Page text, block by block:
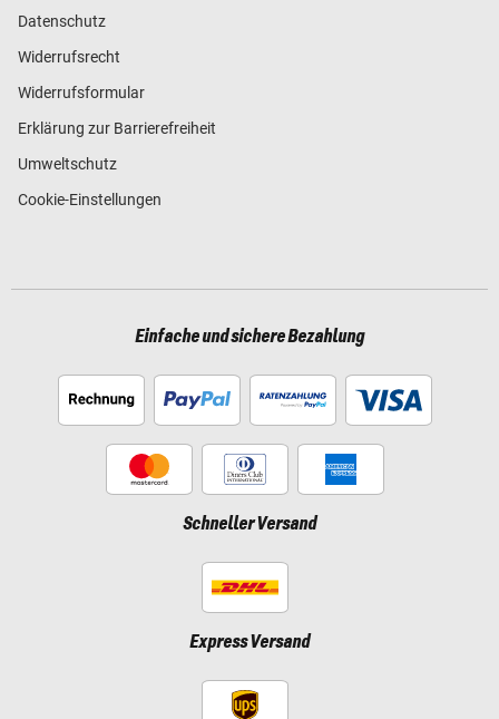
Datenschutz
Widerrufsrecht
Widerrufsformular
Erklärung zur Barrierefreiheit
Umweltschutz
Cookie-Einstellungen
Einfache und sichere Bezahlung
Schneller Versand
Express Versand